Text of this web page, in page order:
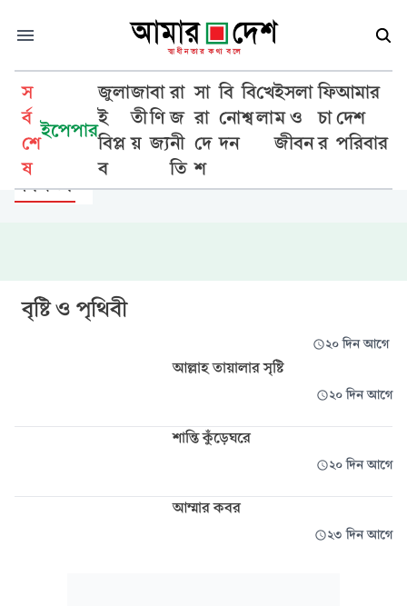
স
র্ব
শে
ষ
ইপেপার
জুলা
ই
বিপ্ল
ব
জা
তী
য়
বা
ণি
জ্য
রা
জ
নী
তি
সা
রা
দে
শ
বি
নো
দন
বি
শ্ব
খে
লা
ইসলা
ম ও
জীবন
ফি
চা
র
আমার
দেশ
পরিবার
সাহিত্য সাময়িকী
কবিতা
বৃষ্টি ও পৃথিবী
২০ দিন আগে
আল্লাহ তায়ালার সৃষ্টি
২০ দিন আগে
শান্তি কুঁড়েঘরে
২০ দিন আগে
আম্মার কবর
২৩ দিন আগে